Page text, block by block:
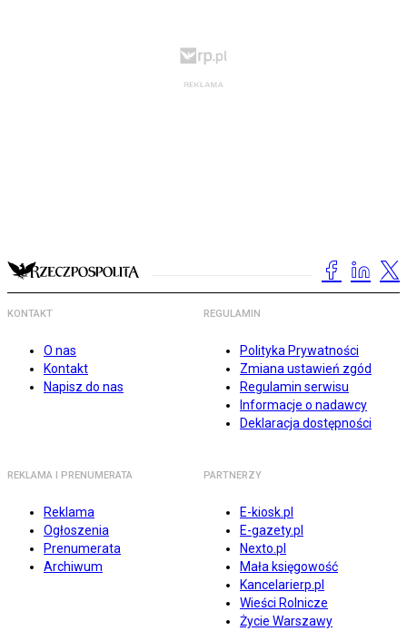
KONTAKT
O nas
Kontakt
Napisz do nas
REGULAMIN
Polityka Prywatności
Zmiana ustawień zgód
Regulamin serwisu
Informacje o nadawcy
Deklaracja dostępności
REKLAMA I PRENUMERATA
Reklama
Ogłoszenia
Prenumerata
Archiwum
PARTNERZY
E-kiosk.pl
E-gazety.pl
Nexto.pl
Mała księgowość
Kancelarierp.pl
Wieści Rolnicze
Życie Warszawy